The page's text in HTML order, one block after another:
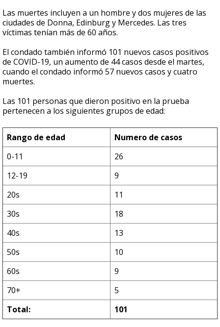
Las muertes incluyen a un hombre y dos mujeres de las
ciudades de Donna, Edinburg y Mercedes. Las tres
víctimas tenían más de 60 años.
El condado también informó 101 nuevos casos positivos
de COVID-19, un aumento de 44 casos desde el martes,
cuando el condado informó 57 nuevos casos y cuatro
muertes.
Las 101 personas que dieron positivo en la prueba
pertenecen a los siguientes grupos de edad:
Rango de edad
Numero de casos
0-11
26
12-19
9
20s
11
30s
18
40s
13
50s
10
60s
9
70+
5
Total:
101